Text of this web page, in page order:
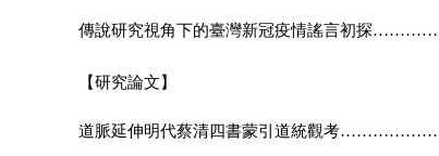
傳說研究視角下的臺灣新冠疫情謠言初
【研究論文】
道脈延伸明代蔡清四書蒙引道統觀考